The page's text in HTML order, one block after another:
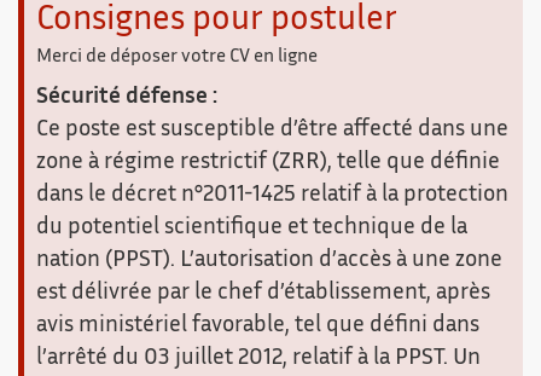
Consignes pour postuler
Merci de déposer votre CV en ligne
Sécurité défense :
Ce poste est susceptible d’être affecté dans une
zone à régime restrictif (ZRR), telle que définie
dans le décret n°2011-1425 relatif à la protection
du potentiel scientifique et technique de la
nation (PPST). L’autorisation d’accès à une zone
est délivrée par le chef d’établissement, après
avis ministériel favorable, tel que défini dans
l’arrêté du 03 juillet 2012, relatif à la PPST. Un